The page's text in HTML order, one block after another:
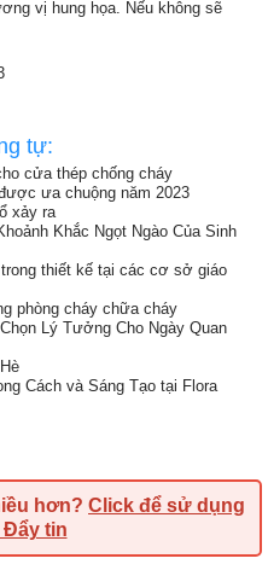
vị hung họa. Nếu không sẽ
tự:
cửa thép chống cháy
ưa chuộng năm 2023
xảy ra
Khắc Ngọt Ngào Của Sinh
thiết kế tại các cơ sở giáo
phòng cháy chữa cháy
Lý Tưởng Cho Ngày Quan
Cách và Sáng Tạo tại Flora
hơn? Click để sử dụng
Đẩy tin